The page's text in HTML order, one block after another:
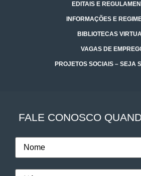
EDITAIS E
INFORMAÇÕES E
BIBLIOTECAS
VAGAS DE
PROJETOS SOCIAIS – SEJA
FALE CONOSCO